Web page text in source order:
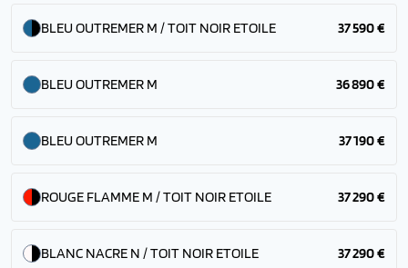
BLEU OUTREMER M / TOIT NOIR ETOILE 37 590 €
BLEU OUTREMER M 36 890 €
BLEU OUTREMER M 37 190 €
ROUGE FLAMME M / TOIT NOIR ETOILE 37 290 €
BLANC NACRE N / TOIT NOIR ETOILE 37 290 €